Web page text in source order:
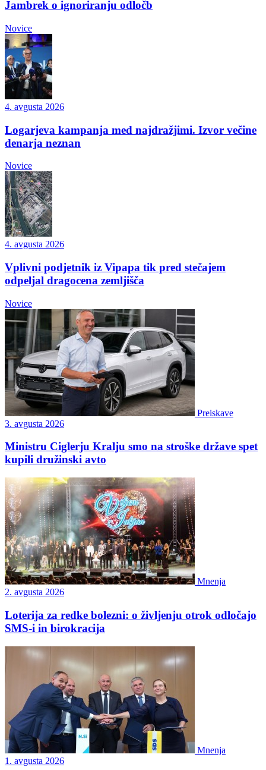
Jambrek o ignoriranju odločb
Novice
4. avgusta 2026
Logarjeva kampanja med najdražjimi. Izvor večine
denarja neznan
Novice
4. avgusta 2026
Vplivni podjetnik iz Vipapa tik pred stečajem
odpeljal dragocena zemljišča
Novice
Preiskave
3. avgusta 2026
Ministru Ciglerju Kralju smo na stroške države spet
kupili družinski avto
Mnenja
2. avgusta 2026
Loterija za redke bolezni: o življenju otrok odločajo
SMS-i in birokracija
Mnenja
1. avgusta 2026